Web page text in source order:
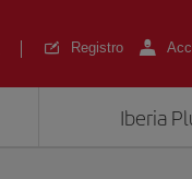
Registro
Iberia